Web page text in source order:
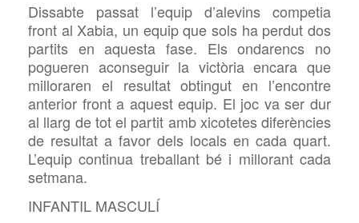
Dissabte passat l’equip d’alevins competia
front al Xabia, un equip que sols ha perdut dos
partits en aquesta fase. Els ondarencs no
pogueren aconseguir la victòria encara que
milloraren el resultat obtingut en l’encontre
anterior front a aquest equip. El joc va ser dur
al llarg de tot el partit amb xicotetes diferències
de resultat a favor dels locals en cada quart.
L’equip continua treballant bé i millorant cada
setmana.
INFANTIL MASCULÍ